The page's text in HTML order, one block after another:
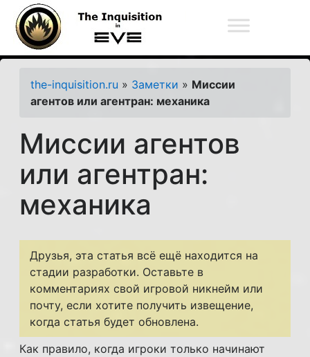
The Inquisition Fleet
the-inquisition.ru » Заметки » Миссии
агентов или агентран: механика
Миссии агентов
или агентран:
механика
Друзья, эта статья всё ещё находится на
стадии разработки. Оставьте в
комментариях свой игровой никнейм или
почту, если хотите получить извещение,
когда статья будет обновлена.
Как правило, когда игроки только начинают